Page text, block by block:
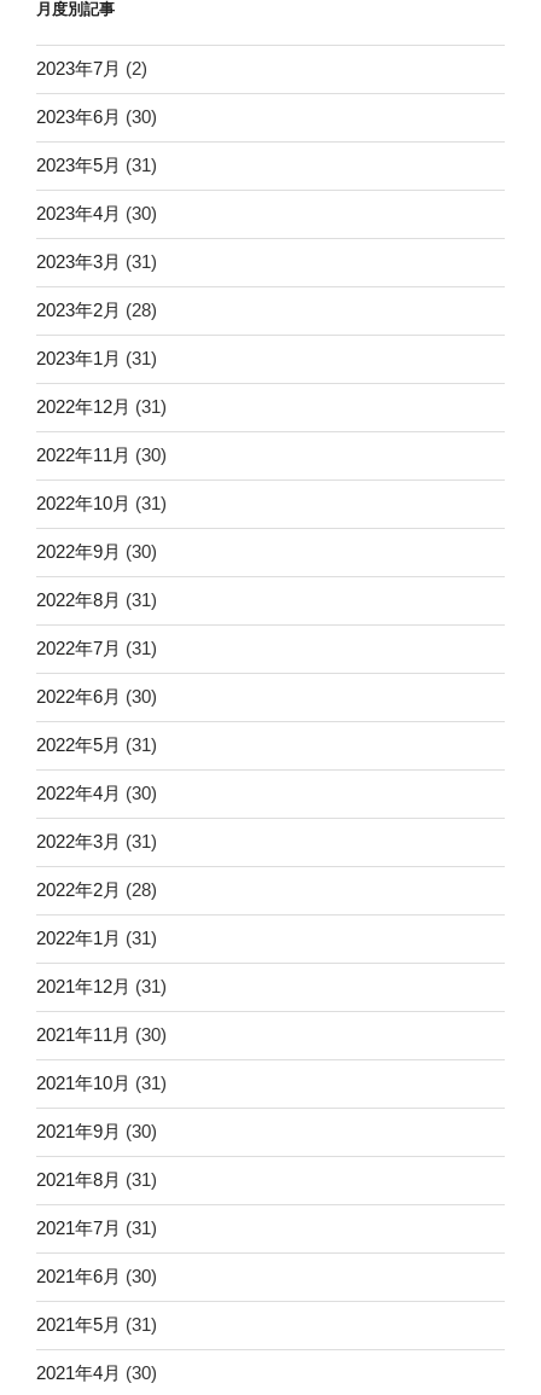
月度別記事
2023年7月 (2)
2023年6月 (30)
2023年5月 (31)
2023年4月 (30)
2023年3月 (31)
2023年2月 (28)
2023年1月 (31)
2022年12月 (31)
2022年11月 (30)
2022年10月 (31)
2022年9月 (30)
2022年8月 (31)
2022年7月 (31)
2022年6月 (30)
2022年5月 (31)
2022年4月 (30)
2022年3月 (31)
2022年2月 (28)
2022年1月 (31)
2021年12月 (31)
2021年11月 (30)
2021年10月 (31)
2021年9月 (30)
2021年8月 (31)
2021年7月 (31)
2021年6月 (30)
2021年5月 (31)
2021年4月 (30)